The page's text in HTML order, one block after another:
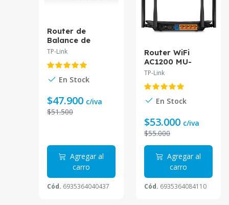
Router de
Balance de
carga de banda
WAN 4 puertos
LAN TL-R480T+
TP-Link
En Stock
$47.900 c/iva
$51.500
Agregar al
carro
Cód. 6935364040437
Router WiFi
AC1200 MU-
MIMO Tp-Link
puerto Gigabits
WAN, 4 puertos
Archer C6
TP-Link
En Stock
$53.000 c/iva
$55.000
Agregar al
carro
Cód. 6935364084110